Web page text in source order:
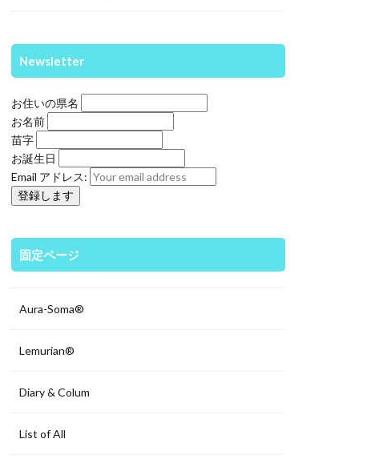
Newsletter
お住いの県名
お名前
苗字
お誕生日
Email アドレス:
固定ページ
Aura-Soma®
Lemurian®
Diary & Colum
List of All